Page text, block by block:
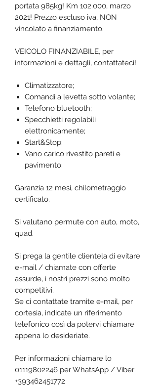
portata 985kg! Km 102.000, marzo
2021! Prezzo escluso iva, NON
vincolato a finanziamento.
VEICOLO FINANZIABILE, per
informazioni e dettagli, contattateci!
Climatizzatore;
Comandi a levetta sotto volante;
Telefono bluetooth;
Specchietti regolabili
elettronicamente;
Start&Stop;
Vano carico rivestito pareti e
pavimento;
Garanzia 12 mesi, chilometraggio
certificato.
Si valutano permute con auto, moto,
quad.
Si prega la gentile clientela di evitare
e-mail / chiamate con offerte
assurde, i nostri prezzi sono molto
competitivi.
Se ci contattate tramite e-mail, per
cortesia, indicate un riferimento
telefonico così da potervi chiamare
appena lo desideriate.
Per informazioni chiamare lo
01119802246 per WhatsApp / Viber
+393462451772